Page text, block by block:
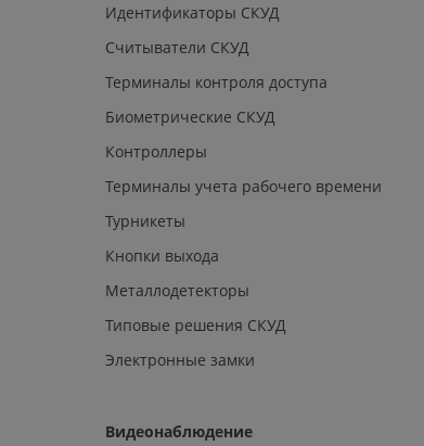
Идентификаторы СКУД
Считыватели СКУД
Терминалы контроля доступа
Биометрические СКУД
Контроллеры
Терминалы учета рабочего времени
Турникеты
Кнопки выхода
Металлодетекторы
Типовые решения СКУД
Электронные замки
Видеонаблюдение